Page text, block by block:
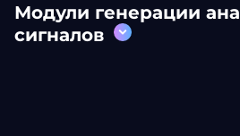
Модули генерации
сигналов